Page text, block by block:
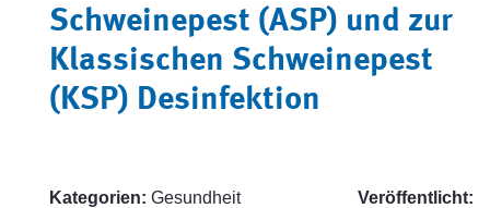
Schweinepest (ASP) und zur
Klassischen Schweinepest
(KSP) Desinfektion
Kategorien: Gesundheit
Veröffentlicht: